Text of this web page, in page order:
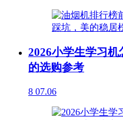
2026小学生学习
的选购参考
8 07.06